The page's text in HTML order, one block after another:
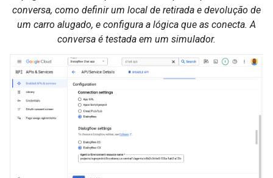
conversa, como definir um local de retirada e devolução de
um carro alugado, e configura a lógica que as conecta. A
conversa é testada em um simulador.